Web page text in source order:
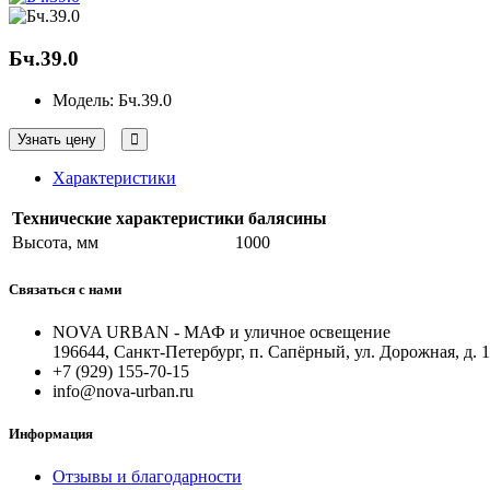
Бч.39.0
Модель: Бч.39.0
Узнать цену
Характеристики
Технические характеристики балясины
Высота, мм
1000
Связаться с нами
NOVA URBAN - МАФ и уличное освещение
196644, Санкт-Петербург, п. Сапёрный, ул. Дорожная, д.
+7 (929) 155-70-15
info@nova-urban.ru
Информация
Отзывы и благодарности